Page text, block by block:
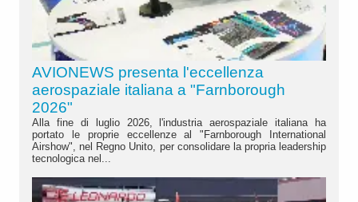
AVIONEWS presenta l'eccellenza
aerospaziale italiana a "Farnborough
2026"
Alla fine di luglio 2026, l'industria aerospaziale italiana ha
portato le proprie eccellenze al "Farnborough International
Airshow", nel Regno Unito, per consolidare la propria leadership
tecnologica nel...